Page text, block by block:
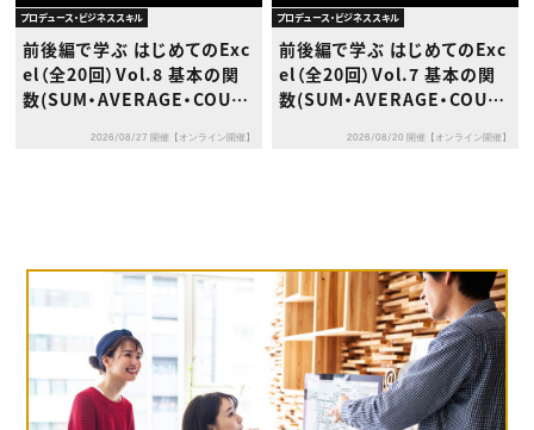
プロフェッショナル×つながる×メディア
プロデュース・ビジネススキル
前後編で学ぶ はじめてのExc
el（全20回）Vol.8 基本の関
数(SUM・AVERAGE・COUN
けるデータ集計の基本スキル
2026/08/27 開催【オンライン開催】
プロデュース・ビジネススキル
前後編で学ぶ はじめてのExc
el（全20回）Vol.7 基本の関
数(SUM・AVERAGE・COUN
つ関数の基本と考え方を理解
2026/08/20 開催【オンライン開催】